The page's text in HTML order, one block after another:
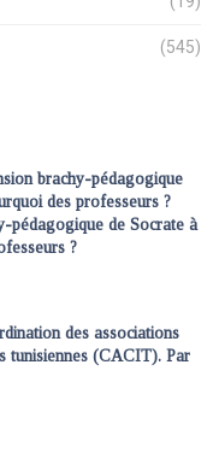
(545)
brachy-pédagogique
des professeurs ?
pédagogique de Socrate à
?
des associations
tunisiennes (CACIT). Par